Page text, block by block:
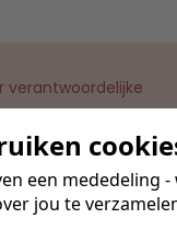
een mededeling
jou te
verantwoordelijke
graag